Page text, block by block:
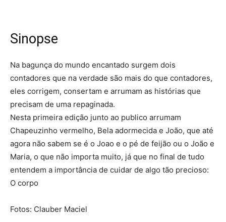
Sinopse
Na bagunça do mundo encantado surgem dois
contadores que na verdade são mais do que contadores,
eles corrigem, consertam e arrumam as histórias que
precisam de uma repaginada.
Nesta primeira edição junto ao publico arrumam
Chapeuzinho vermelho, Bela adormecida e João, que até
agora não sabem se é o Joao e o pé de feijão ou o João e
Maria, o que não importa muito, já que no final de tudo
entendem a importância de cuidar de algo tão precioso:
O corpo
Fotos: Clauber Maciel